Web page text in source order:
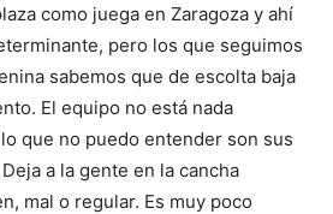
como juega en Zaragoza y ahí
pero los que seguimos
sabemos que de escolta baja
El equipo no está nada
que no puedo entender son sus
a la gente en la cancha
mal o regular. Es muy poco